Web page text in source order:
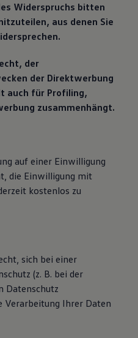
Widerspruchs bitten
aus denen Sie
der
der Direktwerbung
auch für Profiling,
zusammenhängt.
auf einer Einwilligung
die Einwilligung mit
kostenlos zu
sich bei einer
(z. B. bei der
Datenschutz
Verarbeitung Ihrer Daten